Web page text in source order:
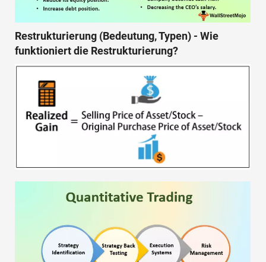
Restrukturierung (Bedeutung, Typen) - Wie
funktioniert die Restrukturierung?